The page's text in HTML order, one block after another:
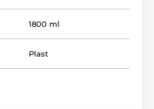
1800 ml
Plast